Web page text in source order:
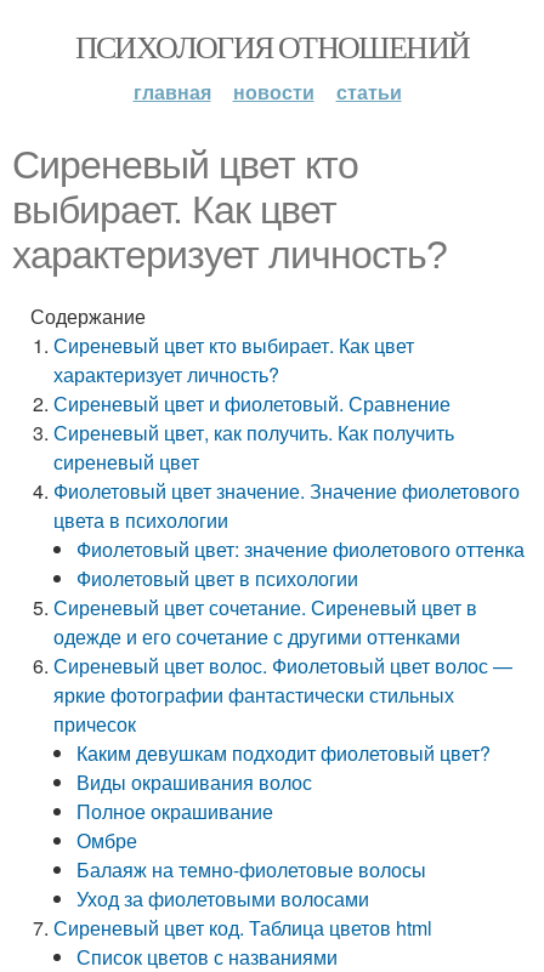
ПСИХОЛОГИЯ ОТНОШЕНИЙ
главная новости статьи
Сиреневый цвет кто
выбирает. Как цвет
характеризует личность?
Содержание
Сиреневый цвет кто выбирает. Как цвет
характеризует личность?
Сиреневый цвет и фиолетовый. Сравнение
Сиреневый цвет, как получить. Как получить
сиреневый цвет
Фиолетовый цвет значение. Значение фиолетового
цвета в психологии
Фиолетовый цвет: значение фиолетового оттенка
Фиолетовый цвет в психологии
Сиреневый цвет сочетание. Сиреневый цвет в
одежде и его сочетание с другими оттенками
Сиреневый цвет волос. Фиолетовый цвет волос —
яркие фотографии фантастически стильных
причесок
Каким девушкам подходит фиолетовый цвет?
Виды окрашивания волос
Полное окрашивание
Омбре
Балаяж на темно-фиолетовые волосы
Уход за фиолетовыми волосами
Сиреневый цвет код. Таблица цветов html
Список цветов с названиями